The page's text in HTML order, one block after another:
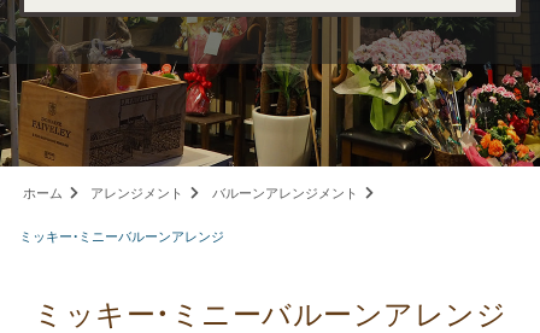
ホーム アレンジメント バルーンアレンジメント
ミッキー・ミニーバルーンアレンジ
ミッキー・ミニーバルーンアレンジ